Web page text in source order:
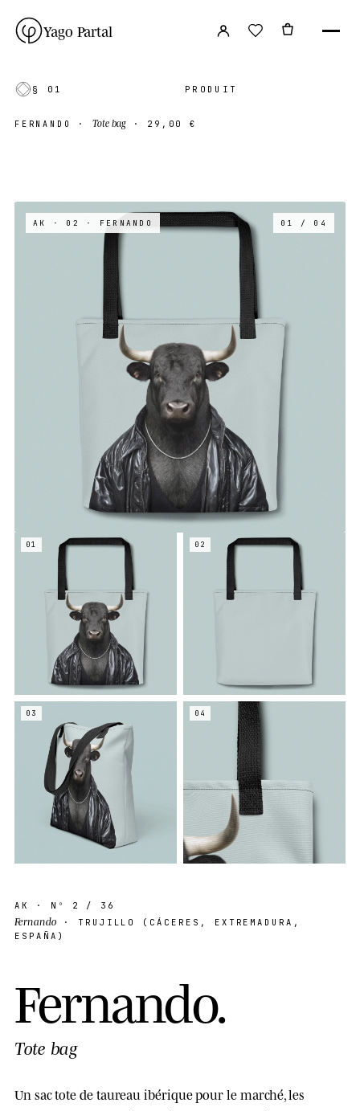
Yago Partal
§ 01 PRODUIT
FERNANDO · Tote bag· 29,00 €
AK · 02 · FERNANDO 01 / 04
01 02
03 04
AK · Nº 2 / 36
Fernando · TRUJILLO (CÁCERES, EXTREMADURA,
ESPAÑA)
Fernando.
Tote bag
Un sac tote de taureau ibérique pour le marché, les